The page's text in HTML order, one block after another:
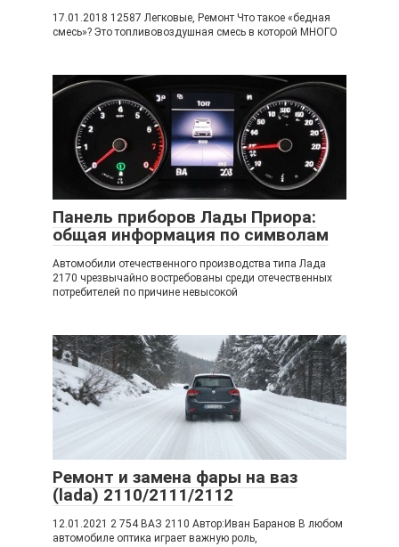
17.01.2018 12587 Легковые, Ремонт Что такое «бедная
смесь»? Это топливовоздушная смесь в которой МНОГО
Панель приборов Лады Приора:
общая информация по символам
Автомобили отечественного производства типа Лада
2170 чрезвычайно востребованы среди отечественных
потребителей по причине невысокой
Ремонт и замена фары на ваз
(lada) 2110/2111/2112
12.01.2021 2 754 ВАЗ 2110 Автор:Иван Баранов В любом
автомобиле оптика играет важную роль,